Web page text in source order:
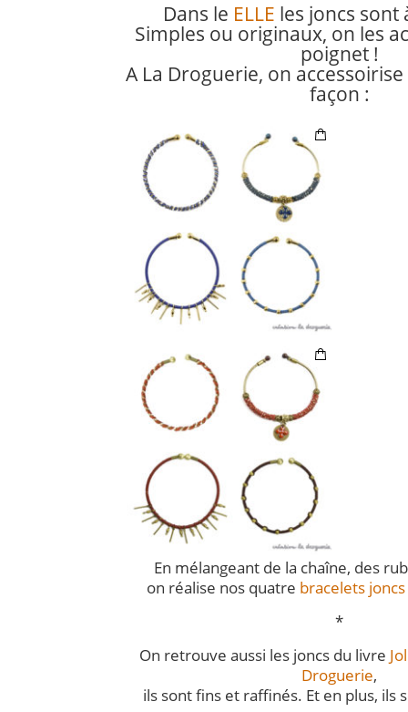
Dans le ELLE les joncs sont
Simples ou originaux, on les
poignet !
A La Droguerie, on
façon :
En mélangeant de la chaîne, des
on réalise nos quatre bracelets
*
On retrouve aussi les joncs du livre
Droguerie,
ils sont fins et raffinés. Et en plus, ils